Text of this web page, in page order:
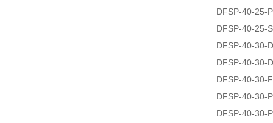
DFSP-40-25-
DFSP-40-25-
DFSP-40-30-
DFSP-40-30-
DFSP-40-30-
DFSP-40-30-
DFSP-40-30-